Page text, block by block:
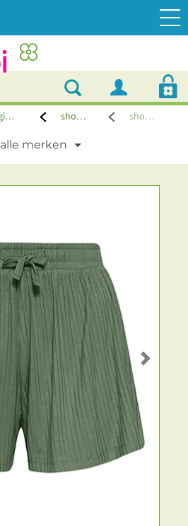
broeken en leggings shorts shorts
alle merken
Next